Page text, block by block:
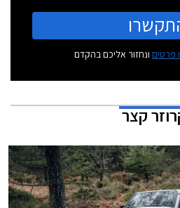
פרטים ונחזור אליכם בהקדם
קצר